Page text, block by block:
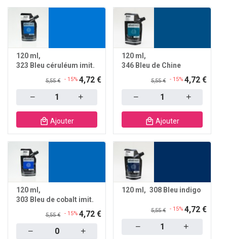
120 ml
323 Bleu céruléum imit.
5,55 € - 15% 4,72 €
Ajouter
120 ml
346 Bleu de Chine
5,55 € - 15% 4,72 €
Ajouter
120 ml
303 Bleu de cobalt imit.
5,55 € - 15% 4,72 €
120 ml 308 Bleu indigo
5,55 € - 15% 4,72 €